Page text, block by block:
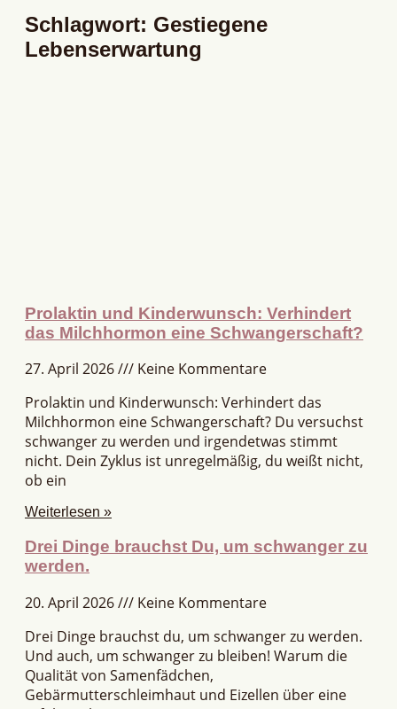
Schlagwort: Gestiegene
Lebenserwartung
Prolaktin und Kinderwunsch: Verhindert
das Milchhormon eine Schwangerschaft?
27. April 2026
Keine Kommentare
Prolaktin und Kinderwunsch: Verhindert das
Milchhormon eine Schwangerschaft? Du versuchst
schwanger zu werden und irgendetwas stimmt
nicht. Dein Zyklus ist unregelmäßig, du weißt nicht,
ob ein
Weiterlesen »
Drei Dinge brauchst Du, um schwanger zu
werden.
20. April 2026
Keine Kommentare
Drei Dinge brauchst du, um schwanger zu werden.
Und auch, um schwanger zu bleiben! Warum die
Qualität von Samenfädchen,
Gebärmutterschleimhaut und Eizellen über eine